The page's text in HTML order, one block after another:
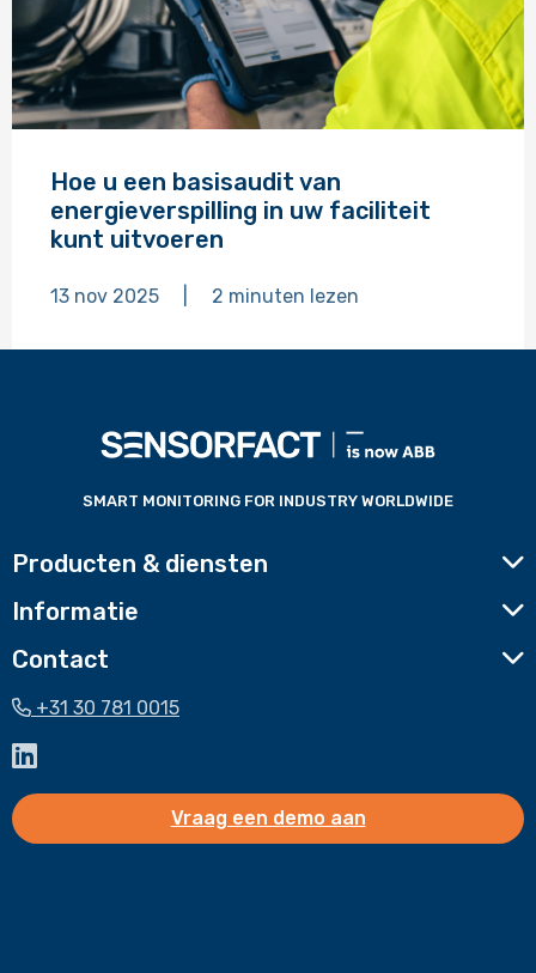
Hoe u een basisaudit van
energieverspilling in uw faciliteit
kunt uitvoeren
13 nov 2025 2 minuten lezen
meer
Voettekst
website
SMART MONITORING FOR INDUSTRY WORLDWIDE
Producten & diensten
Informatie
Contact
+31 30 781 0015
Vraag een demo aan